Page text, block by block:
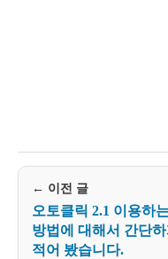
← 이전 글
오토클릭 2.1 이용하
방법에 대해서 간단하
적어 봤습니다.